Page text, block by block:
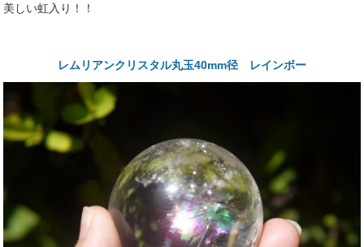
美しい虹入り！！
レムリアンクリスタル丸玉40mm径 レインボー